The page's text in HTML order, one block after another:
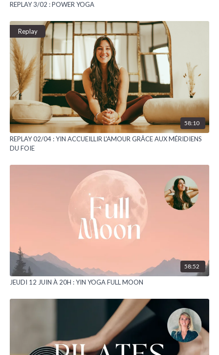
REPLAY 3/02 : POWER YOGA
Replay
58:10
REPLAY 02/04 : YIN ACCUEILLIR L'AMOUR GRÂCE AUX MÉRIDIENS
DU FOIE
58:52
JEUDI 12 JUIN À 20H : YIN YOGA FULL MOON